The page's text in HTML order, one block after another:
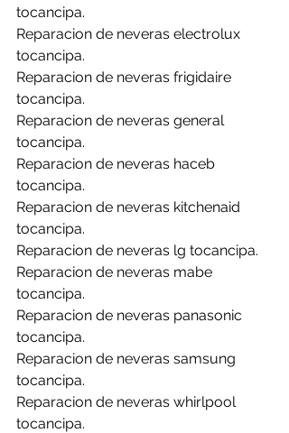
tocancipa.
Reparacion de neveras electrolux
tocancipa.
Reparacion de neveras frigidaire
tocancipa.
Reparacion de neveras general
tocancipa.
Reparacion de neveras haceb
tocancipa.
Reparacion de neveras kitchenaid
tocancipa.
Reparacion de neveras lg tocancipa.
Reparacion de neveras mabe
tocancipa.
Reparacion de neveras panasonic
tocancipa.
Reparacion de neveras samsung
tocancipa.
Reparacion de neveras whirlpool
tocancipa.